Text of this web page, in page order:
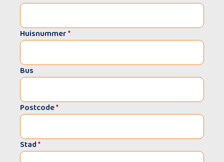
Huisnummer*
Bus
Postcode*
Stad*